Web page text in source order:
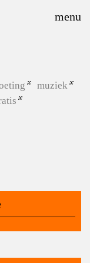
muziek